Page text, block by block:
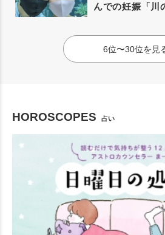
んでの妊娠「川
6位〜30位を見
HOROSCOPES 占い